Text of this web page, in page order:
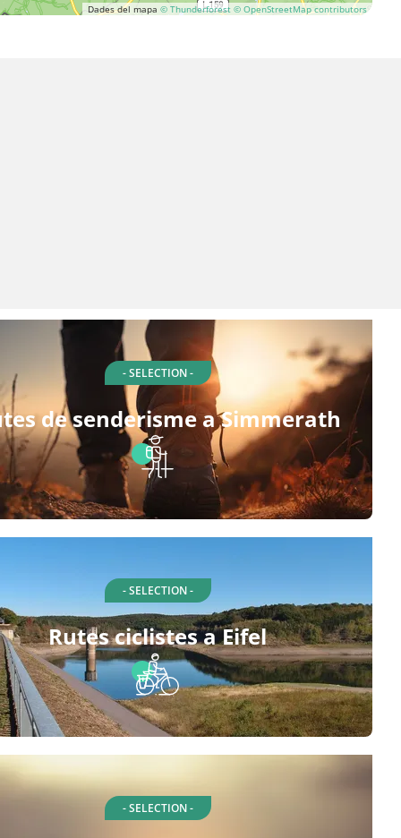
Dades del mapa © Thunderforest © OpenStreetMap contributors
- SELECTION -
de senderisme a Simmerath
- SELECTION -
Rutes ciclistes a Eifel
- SELECTION -